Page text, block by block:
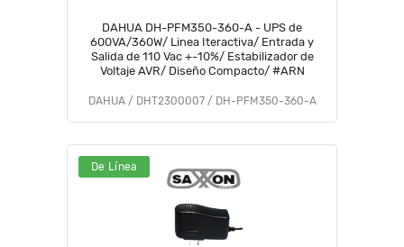
DAHUA DH-PFM350-360-A - UPS de
600VA/360W/ Linea Iteractiva/ Entrada y
Salida de 110 Vac +-10%/ Estabilizador de
Voltaje AVR/ Diseño Compacto/ #ARN
DAHUA / DHT2300007 / DH-PFM350-360-A
De Línea